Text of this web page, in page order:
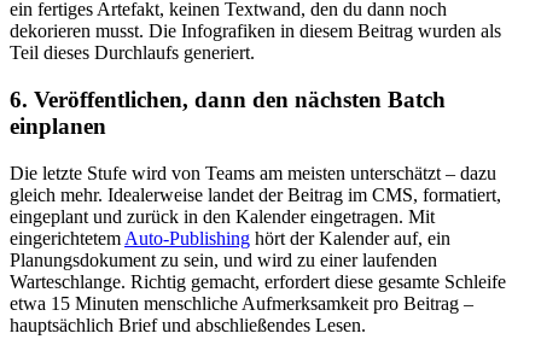
ein fertiges Artefakt, keinen Textwand, den du dann noch
dekorieren musst. Die Infografiken in diesem Beitrag wurden als
Teil dieses Durchlaufs generiert.
6. Veröffentlichen, dann den nächsten Batch
einplanen
Die letzte Stufe wird von Teams am meisten unterschätzt – dazu
gleich mehr. Idealerweise landet der Beitrag im CMS, formatiert,
eingeplant und zurück in den Kalender eingetragen. Mit
eingerichtetem Auto-Publishing hört der Kalender auf, ein
Planungsdokument zu sein, und wird zu einer laufenden
Warteschlange. Richtig gemacht, erfordert diese gesamte Schleife
etwa 15 Minuten menschliche Aufmerksamkeit pro Beitrag –
hauptsächlich Brief und abschließendes Lesen.